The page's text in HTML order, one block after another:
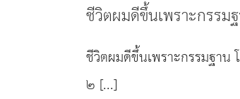
ชีวิตผมดีขึ้นเพราะกรรม
ชีวิตผมดีขึ้นเพราะกรรมฐาน
๒ [...]